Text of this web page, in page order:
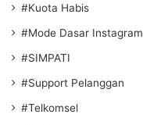
#Kuota Habis
#Mode Dasar Instagram
#SIMPATI
#Support Pelanggan
#Telkomsel